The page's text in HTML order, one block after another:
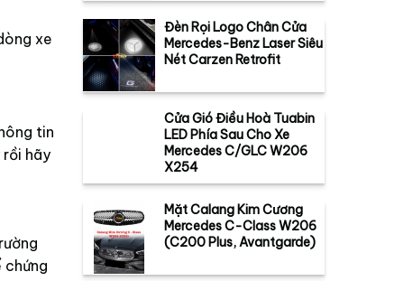
xe
tin
rồi hãy
chứng
Đèn Rọi Logo Chân Cửa
Mercedes-Benz Laser Siêu
Nét Carzen Retrofit
Cửa Gió Điều Hoà Tuabin
LED Phía Sau Cho Xe
Mercedes C/GLC W206
X254
Mặt Calang Kim Cương
Mercedes C-Class W206
(C200 Plus, Avantgarde)